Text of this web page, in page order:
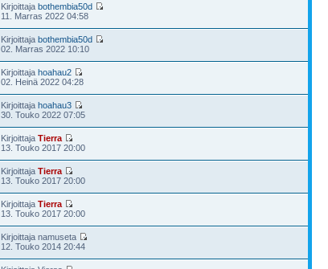
Kirjoittajabothembia50d
11. Marras 2022 04:58
Kirjoittajabothembia50d
02. Marras 2022 10:10
Kirjoittajahoahau2
02. Heinä 2022 04:28
Kirjoittajahoahau3
30. Touko 2022 07:05
KirjoittajaTierra
13. Touko 2017 20:00
KirjoittajaTierra
13. Touko 2017 20:00
KirjoittajaTierra
13. Touko 2017 20:00
Kirjoittaja namuseta
12. Touko 2014 20:44